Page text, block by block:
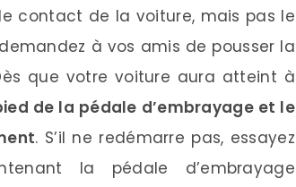
contact de la voiture, mais pas le
à vos amis de pousser la
que votre voiture aura atteint à
de la pédale d’embrayage et le
. S’il ne redémarre pas, essayez
la pédale d’embrayage